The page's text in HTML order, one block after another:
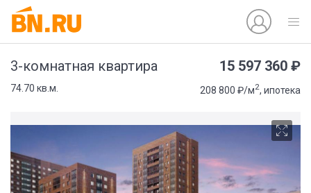
3-комнатная квартира 15 597 360 ₽
74.70 кв.м. 208 800 ₽/м2, ипотека